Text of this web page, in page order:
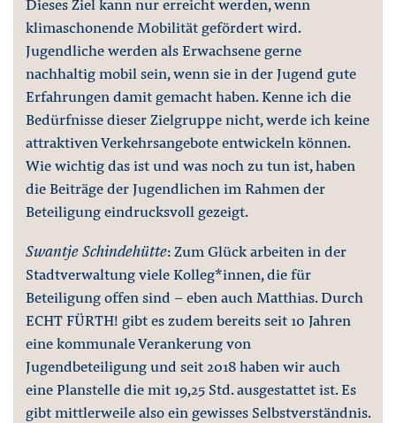
Dieses Ziel kann nur erreicht werden, wenn
klimaschonende Mobilität gefördert wird.
Jugendliche werden als Erwachsene gerne
nachhaltig mobil sein, wenn sie in der Jugend gute
Erfahrungen damit gemacht haben. Kenne ich die
Bedürfnisse dieser Zielgruppe nicht, werde ich keine
attraktiven Verkehrsangebote entwickeln können.
Wie wichtig das ist und was noch zu tun ist, haben
die Beiträge der Jugendlichen im Rahmen der
Beteiligung eindrucksvoll gezeigt.
Swantje Schindehütte: Zum Glück arbeiten in der
Stadtverwaltung viele Kolleg*innen, die für
Beteiligung offen sind - eben auch Matthias. Durch
ECHT FÜRTH! gibt es zudem bereits seit 10 Jahren
eine kommunale Verankerung von
Jugendbeteiligung und seit 2018 haben wir auch
eine Planstelle die mit 19,25 Std. ausgestattet ist. Es
gibt mittlerweile also ein gewisses Selbstverständnis.